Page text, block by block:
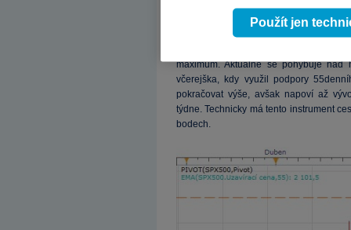
maximům. Aktuálně se pohybuje nad
včerejška, kdy využil podpory
pokračovat výše, avšak napoví až
týdne. Technicky má tento instrument
bodech.
Použít jen